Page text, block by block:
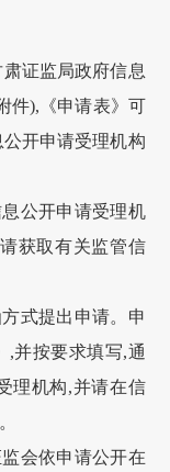
肃证监局政府信息
件),《申请表》可
开申请受理机构
公开申请受理机
获取有关监管信
式提出申请。申
,并按要求填写,通
理机构,并请在信
会依申请公开在